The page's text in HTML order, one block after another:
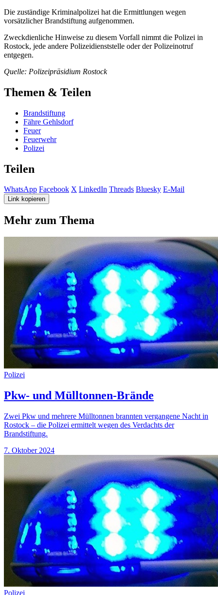
Die zuständige Kriminalpolizei hat die Ermittlungen wegen
vorsätzlicher Brandstiftung aufgenommen.
Zweckdienliche Hinweise zu diesem Vorfall nimmt die Polizei in
Rostock, jede andere Polizeidienststelle oder der Polizeinotruf
entgegen.
Quelle: Polizeipräsidium Rostock
Themen & Teilen
Brandstiftung
Fähre Gehlsdorf
Feuer
Feuerwehr
Polizei
Teilen
WhatsApp Facebook X LinkedIn Threads Bluesky E-Mail
Link kopieren
Mehr zum Thema
Polizei
Pkw- und Mülltonnen-Brände
Zwei Pkw und mehrere Mülltonnen brannten vergangene Nacht in
Rostock – die Polizei ermittelt wegen des Verdachts der
Brandstiftung.
7. Oktober 2024
Polizei